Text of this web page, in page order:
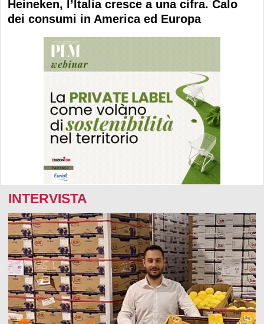
Heineken, l’Italia cresce a una cifra. Calo
dei consumi in America ed Europa
INTERVISTA